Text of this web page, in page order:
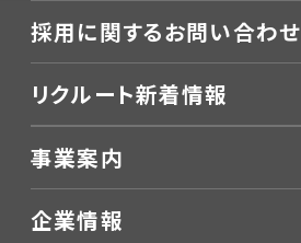
採用に関するお問い合わせ
リクルート新着情報
事業案内
企業情報